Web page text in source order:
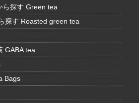
ら探す Green tea
探す Roasted green tea
GABA tea
Bags